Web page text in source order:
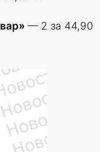
— 2 за 44,90